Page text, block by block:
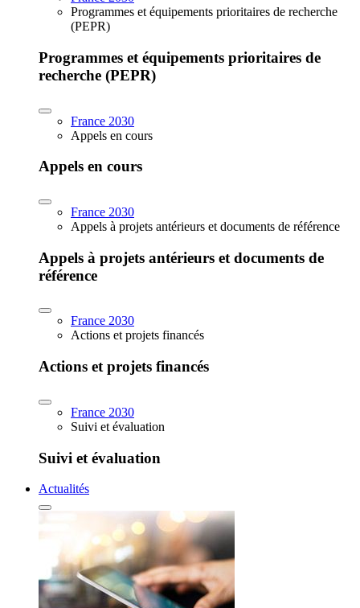
Programmes et équipements prioritaires de recherche
(PEPR)
Programmes et équipements prioritaires de
recherche (PEPR)
France 2030
Appels en cours
Appels en cours
France 2030
Appels à projets antérieurs et documents de référence
Appels à projets antérieurs et documents de
référence
France 2030
Actions et projets financés
Actions et projets financés
France 2030
Suivi et évaluation
Suivi et évaluation
Actualités